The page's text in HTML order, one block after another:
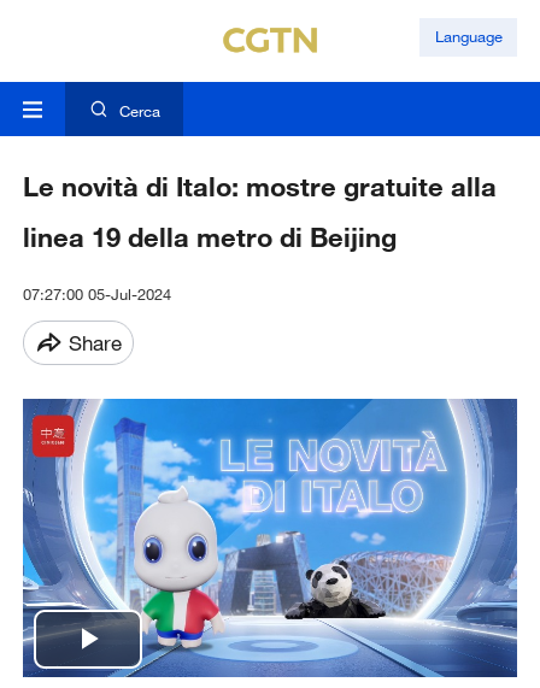
Language
Cerca
Le novità di Italo: mostre gratuite alla
linea 19 della metro di Beijing
07:27:00 05-Jul-2024
Share
Play